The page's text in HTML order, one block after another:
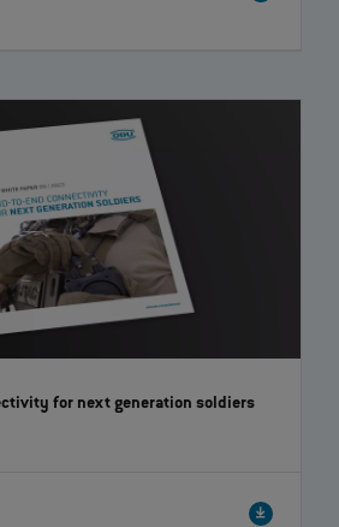
for next generation soldiers